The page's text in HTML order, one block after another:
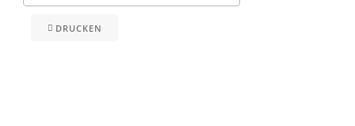
ICS herunterladen
Google Kalender
DRUCKEN